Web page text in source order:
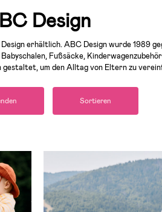
Design
erhältlich. ABC Design wurde 1989
Fußsäcke,
um den Alltag von Eltern zu
Sortieren